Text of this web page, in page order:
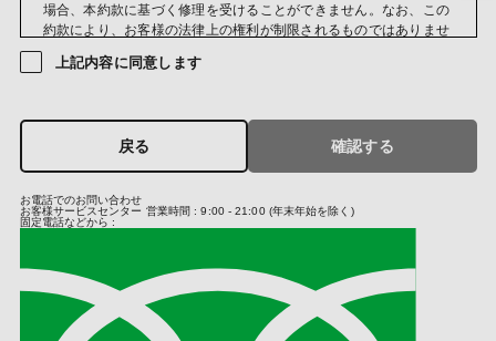
クレジットカードの不正利用検知・防止のため
(第三者への提供)
当社は、クレジットカード決済において、3Dセキュア2.0に対応
し、クレジットカードの不正利用対策を行っております。そのた
が行う不正利用検知・防止のために、お客さまが利用されているカ
ード発行会社及び決済代行会社へ提供させていただきます。
す。当社では、お客様から収集した情報からは、ご利用のカード発
行会社及び当該会社が所在する国を特定することができないため、
以下の個人情報保護措置に関する情報を把握して、ご提供すること
場合、本約款に基づく修理を受けることができません。なお、この
約款により、お客様の法律上の権利が制限されるものではありませ
は不具合が発生した場合、本約款の定めに従い、弊社修理サービス
部門が対応するものとします。
第２条（保証期間）
保証期間は、お客様が修理依頼品を購入した日（以下、「お買い上
いたしません。ただし、お客様が弊社又は弊社の正規販売店が主催
するイベントやキャンペーン等を通して弊社製品を取得した場合、
当該取得した日から保証期間を起算するものとします。なお、本約
上記内容に同意します
戻る 確認する
お電話でのお問い合わせ
お客様サービスセンター 営業時間 : 9:00 - 21:00 (年末年始を除く)
固定電話などから :